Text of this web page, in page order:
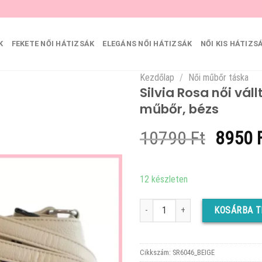
FEKETE NŐI HÁTIZSÁK ELEGÁNS NŐI HÁTIZSÁK NŐI KIS
Kezdőlap / Női műbőr táska
Silvia Rosa női
műbőr, bézs
10790Ft 8950
12 készleten
Silvia Rosa női válltáska hímzett
KOSÁRBA
Cikkszám: SR6046_BEIGE